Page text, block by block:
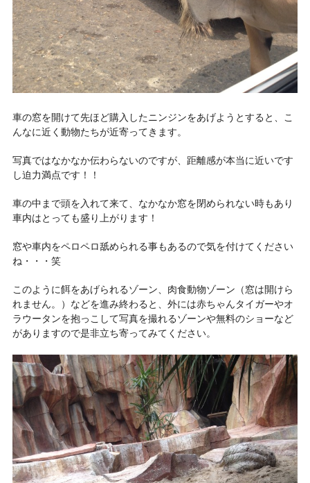
車の窓を開けて先ほど購入したニンジンをあげようとすると、こ
んなに近く動物たちが近寄ってきます。
写真ではなかなか伝わらないのですが、距離感が本当に近いです
し迫力満点です！！
車の中まで頭を入れて来て、なかなか窓を閉められない時もあり
車内はとっても盛り上がります！
窓や車内をペロペロ舐められる事もあるので気を付けてください
ね・・・笑
このように餌をあげられるゾーン、肉食動物ゾーン（窓は開けら
れません。）などを進み終わると、外には赤ちゃんタイガーやオ
ラウータンを抱っこして写真を撮れるゾーンや無料のショーなど
がありますので是非立ち寄ってみてください。